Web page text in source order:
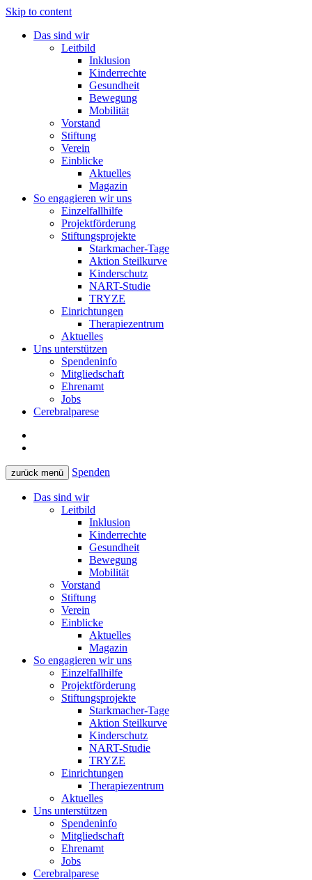
Skip to content
Das sind wir
Leitbild
Inklusion
Kinderrechte
Gesundheit
Bewegung
Mobilität
Vorstand
Stiftung
Verein
Einblicke
Aktuelles
Magazin
So engagieren wir uns
Einzelfallhilfe
Projektförderung
Stiftungsprojekte
Starkmacher-Tage
Aktion Steilkurve
Kinderschutz
NART-Studie
TRYZE
Einrichtungen
Therapiezentrum
Aktuelles
Uns unterstützen
Spendeninfo
Mitgliedschaft
Ehrenamt
Jobs
Cerebralparese
zurück menü Spenden
Das sind wir
Leitbild
Inklusion
Kinderrechte
Gesundheit
Bewegung
Mobilität
Vorstand
Stiftung
Verein
Einblicke
Aktuelles
Magazin
So engagieren wir uns
Einzelfallhilfe
Projektförderung
Stiftungsprojekte
Starkmacher-Tage
Aktion Steilkurve
Kinderschutz
NART-Studie
TRYZE
Einrichtungen
Therapiezentrum
Aktuelles
Uns unterstützen
Spendeninfo
Mitgliedschaft
Ehrenamt
Jobs
Cerebralparese